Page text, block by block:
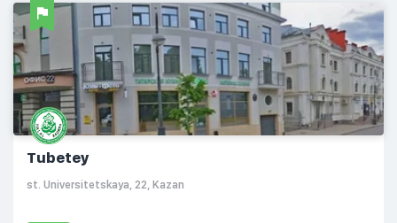
Tubetey
st. Universitetskaya, 22, Kazan